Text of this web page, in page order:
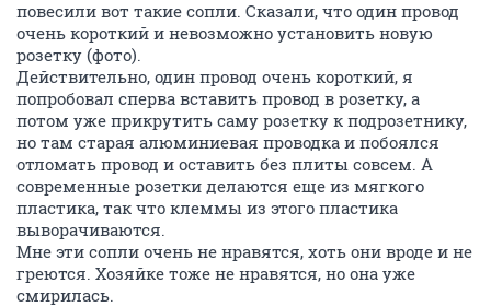
повесили вот такие сопли. Сказали, что один провод
очень короткий и невозможно установить новую
розетку (фото).
Действительно, один провод очень короткий, я
попробовал сперва вставить провод в розетку, а
потом уже прикрутить саму розетку к подрозетнику,
но там старая алюминиевая проводка и побоялся
отломать провод и оставить без плиты совсем. А
современные розетки делаются еще из мягкого
пластика, так что клеммы из этого пластика
выворачиваются.
Мне эти сопли очень не нравятся, хоть они вроде и не
греются. Хозяйке тоже не нравятся, но она уже
смирилась.